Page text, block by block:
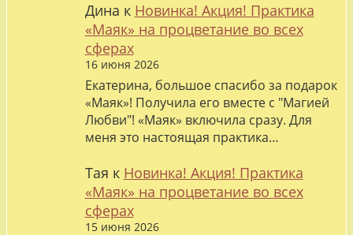
Дина к Новинка! Акция! Практика
«Маяк» на процветание во всех
сферах
16 июня 2026
Екатерина, большое спасибо за подарок
«Маяк»! Получила его вместе с "Магией
Любви"! «Маяк» включила сразу. Для
меня это настоящая практика…
Тая к Новинка! Акция! Практика
«Маяк» на процветание во всех
сферах
15 июня 2026